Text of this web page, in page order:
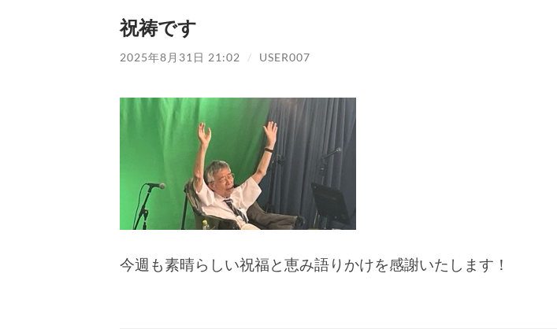
祝祷です
2025年8月31日 21:02 / USER007
今週も素晴らしい祝福と恵み語りかけを感謝いたします！